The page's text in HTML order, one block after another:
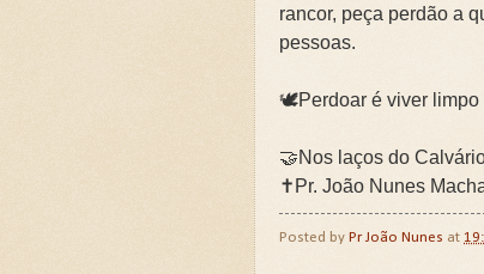
rancor, peça perdão a
pessoas.
🕊️Perdoar é viver limpo
🤝Nos laços do
✝️Pr. João Nunes
Posted by Pr João Nunes at